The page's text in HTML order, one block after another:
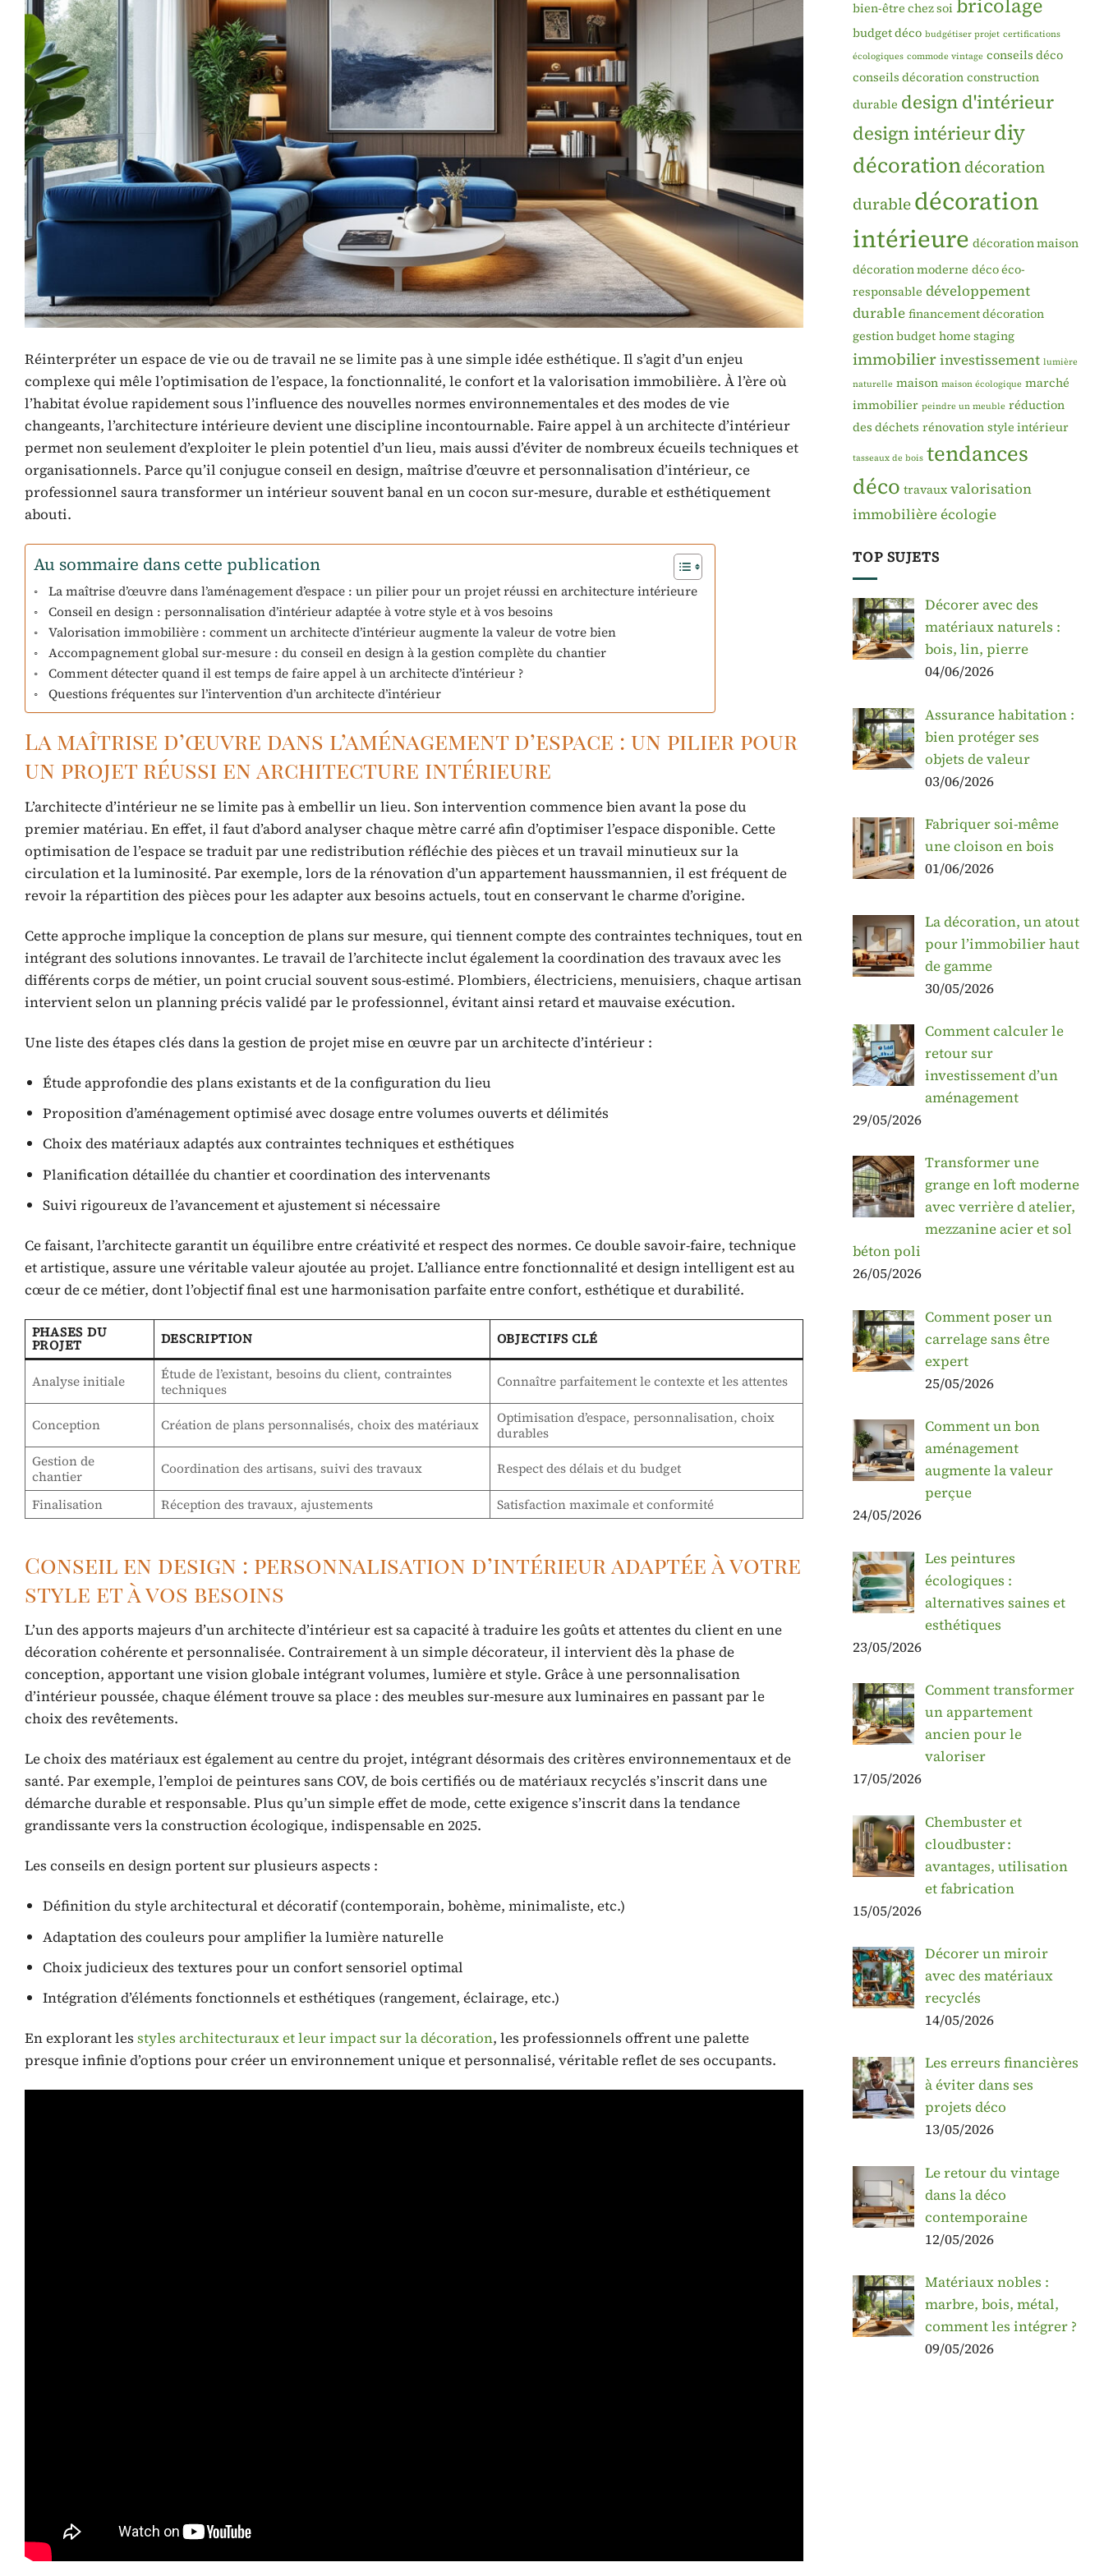
Réinterpréter un espace de vie ou de travail ne se limite pas à une simple idée esthétique. Il s’agit d’un enjeu
complexe qui mêle l’optimisation de l’espace, la fonctionnalité, le confort et la valorisation immobilière. À l’ère où
l’habitat évolue rapidement sous l’influence des nouvelles normes environnementales et des modes de vie
changeants, l’architecture intérieure devient une discipline incontournable. Faire appel à un architecte d’intérieur
permet non seulement d’exploiter le plein potentiel d’un lieu, mais aussi d’éviter de nombreux écueils techniques et
organisationnels. Parce qu’il conjugue conseil en design, maîtrise d’œuvre et personnalisation d’intérieur, ce
professionnel saura transformer un intérieur souvent banal en un cocon sur-mesure, durable et esthétiquement
abouti.
Au sommaire dans cette publication
La maîtrise d’œuvre dans l’aménagement d’espace : un pilier pour un projet réussi en architecture intérieure
Conseil en design : personnalisation d’intérieur adaptée à votre style et à vos besoins
Valorisation immobilière : comment un architecte d’intérieur augmente la valeur de votre bien
Accompagnement global sur-mesure : du conseil en design à la gestion complète du chantier
Comment détecter quand il est temps de faire appel à un architecte d’intérieur ?
Questions fréquentes sur l’intervention d’un architecte d’intérieur
La maîtrise d’œuvre dans l’aménagement d’espace : un pilier pour
un projet réussi en architecture intérieure
L’architecte d’intérieur ne se limite pas à embellir un lieu. Son intervention commence bien avant la pose du
premier matériau. En effet, il faut d’abord analyser chaque mètre carré afin d’optimiser l’espace disponible. Cette
optimisation de l’espace se traduit par une redistribution réfléchie des pièces et un travail minutieux sur la
circulation et la luminosité. Par exemple, lors de la rénovation d’un appartement haussmannien, il est fréquent de
revoir la répartition des pièces pour les adapter aux besoins actuels, tout en conservant le charme d’origine.
Cette approche implique la conception de plans sur mesure, qui tiennent compte des contraintes techniques, tout en
intégrant des solutions innovantes. Le travail de l’architecte inclut également la coordination des travaux avec les
différents corps de métier, un point crucial souvent sous-estimé. Plombiers, électriciens, menuisiers, chaque artisan
intervient selon un planning précis validé par le professionnel, évitant ainsi retard et mauvaise exécution.
Une liste des étapes clés dans la gestion de projet mise en œuvre par un architecte d’intérieur :
Étude approfondie des plans existants et de la configuration du lieu
Proposition d’aménagement optimisé avec dosage entre volumes ouverts et délimités
Choix des matériaux adaptés aux contraintes techniques et esthétiques
Planification détaillée du chantier et coordination des intervenants
Suivi rigoureux de l’avancement et ajustement si nécessaire
Ce faisant, l’architecte garantit un équilibre entre créativité et respect des normes. Ce double savoir-faire, technique
et artistique, assure une véritable valeur ajoutée au projet. L’alliance entre fonctionnalité et design intelligent est au
cœur de ce métier, dont l’objectif final est une harmonisation parfaite entre confort, esthétique et durabilité.
PHASES DU
PROJET DESCRIPTION OBJECTIFS CLÉ
Analyse initiale
Étude de l’existant, besoins du client, contraintes
techniques
Connaître parfaitement le contexte et les attentes
Conception Création de plans personnalisés, choix des matériaux
Optimisation d’espace, personnalisation, choix
durables
Gestion de
chantier
Coordination des artisans, suivi des travaux Respect des délais et du budget
Finalisation Réception des travaux, ajustements Satisfaction maximale et conformité
Conseil en design : personnalisation d’intérieur adaptée à votre
style et à vos besoins
L’un des apports majeurs d’un architecte d’intérieur est sa capacité à traduire les goûts et attentes du client en une
décoration cohérente et personnalisée. Contrairement à un simple décorateur, il intervient dès la phase de
conception, apportant une vision globale intégrant volumes, lumière et style. Grâce à une personnalisation
d’intérieur poussée, chaque élément trouve sa place : des meubles sur-mesure aux luminaires en passant par le
choix des revêtements.
Le choix des matériaux est également au centre du projet, intégrant désormais des critères environnementaux et de
santé. Par exemple, l’emploi de peintures sans COV, de bois certifiés ou de matériaux recyclés s’inscrit dans une
démarche durable et responsable. Plus qu’un simple effet de mode, cette exigence s’inscrit dans la tendance
grandissante vers la construction écologique, indispensable en 2025.
Les conseils en design portent sur plusieurs aspects :
Définition du style architectural et décoratif (contemporain, bohème, minimaliste, etc.)
Adaptation des couleurs pour amplifier la lumière naturelle
Choix judicieux des textures pour un confort sensoriel optimal
Intégration d’éléments fonctionnels et esthétiques (rangement, éclairage, etc.)
En explorant les styles architecturaux et leur impact sur la décoration, les professionnels offrent une palette
presque infinie d’options pour créer un environnement unique et personnalisé, véritable reflet de ses occupants.
bien-être chez soi bricolage
budget déco budgétiser projet certifications
écologiques commode vintage conseils déco
conseils décoration construction
durable design d'intérieur
design intérieurdiy
décorationdécoration
durabledécoration
intérieure décoration maison
décoration moderne déco éco-
responsable développement
durable financement décoration
gestion budget home staging
immobilierinvestissement lumière
naturelle maison maison écologique marché
immobilier peindre un meuble réduction
des déchets rénovation style intérieur
tasseaux de bois tendances
déco travaux valorisation
immobilièreécologie
TOP SUJETS
Décorer avec des
matériaux naturels :
bois, lin, pierre
04/06/2026
Assurance habitation :
bien protéger ses
objets de valeur
03/06/2026
Fabriquer soi-même
une cloison en bois
01/06/2026
La décoration, un atout
pour l’immobilier haut
de gamme
30/05/2026
Comment calculer le
retour sur
investissement d’un
aménagement
29/05/2026
Transformer une
grange en loft moderne
avec verrière d atelier,
mezzanine acier et sol
béton poli
26/05/2026
Comment poser un
carrelage sans être
expert
25/05/2026
Comment un bon
aménagement
augmente la valeur
perçue
24/05/2026
Les peintures
écologiques :
alternatives saines et
esthétiques
23/05/2026
Comment transformer
un appartement
ancien pour le
valoriser
17/05/2026
Chembuster et
cloudbuster :
avantages, utilisation
et fabrication
15/05/2026
Décorer un miroir
avec des matériaux
recyclés
14/05/2026
Les erreurs financières
à éviter dans ses
projets déco
13/05/2026
Le retour du vintage
dans la déco
contemporaine
12/05/2026
Matériaux nobles :
marbre, bois, métal,
comment les intégrer ?
09/05/2026